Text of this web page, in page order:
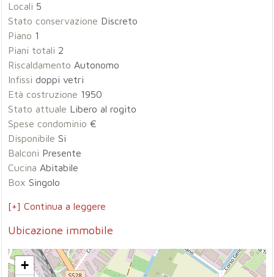
Locali 5
Stato conservazione Discreto
Piano 1
Piani totali 2
Riscaldamento Autonomo
Infissi doppi vetri
Età costruzione 1950
Stato attuale Libero al rogito
Spese condominio €
Disponibile Si
Balconi Presente
Cucina Abitabile
Box Singolo
[+] Continua a leggere
Ubicazione immobile
+